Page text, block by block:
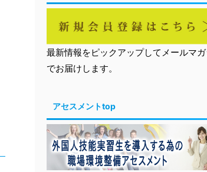
最新情報をピックアップしてメールマ
でお届けします。
アセスメントtop